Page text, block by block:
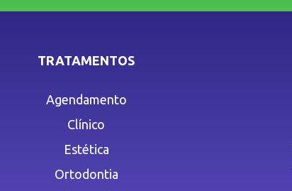
TRATAMENTOS
Agendamento
Clínico
Estética
Ortodontia